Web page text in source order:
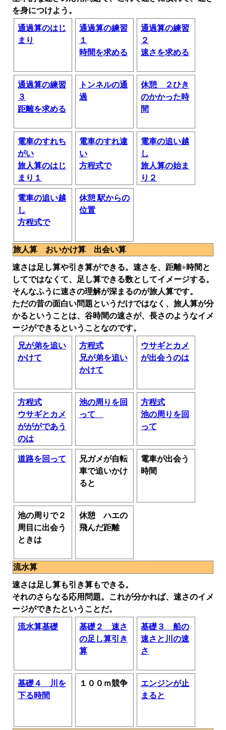
を身につけよう。
通過算のはじ
まり
通過算の練習
１
時間を求める
通過算の練習
２
速さを求める
通過算の練習
３
距離を求める
トンネルの通
過
休憩 ２ひき
のかかった時
間
電車のすれち
がい
旅人算のはじ
まり１
電車のすれ違
い
方程式で
電車の追い越
し
旅人算の始ま
り２
電車の追い越
し
方程式で
休憩 駅からの
位置
旅人算 おいかけ算 出会い算
速さは足し算や引き算ができる。速さを、距離÷時間と
してではなくて、足し算できる数としてイメージする。
そんなふうに速さの理解が深まるのが旅人算です。
ただの昔の面白い問題というだけではなく、旅人算が分
かるということは、谷時間の速さが、長さのようなイメ
ージができるということなのです。
兄が弟を追い
かけて
方程式
兄が弟を追い
かけて
ウサギとカメ
が出会うのは
方程式
ウサギとカメ
がががであう
のは
池の周りを回
って
方程式
池の周りを回
って
道路を回って
兄ガメが自転
車で追いかけ
ると
電車が出会う
時間
池の周りで２
周目に出会う
ときは
休憩 ハエの
飛んだ距離
流水算
速さは足し算も引き算もできる。
それのさらなる応用問題。これが分かれば、速さのイメ
ージができたということだ。
流水算基礎
基礎２ 速さ
の足し算引き
算
基礎３ 船の
速さと川の速
さ
基礎４ 川を
下る時間
１００ｍ競争
エンジンが止
まると